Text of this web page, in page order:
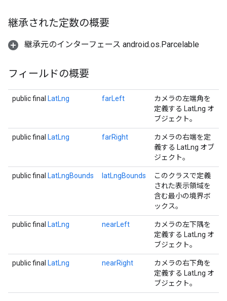
継承された定数の概要
継承元のインターフェース android.os.Parcelable
フィールドの概要
public final LatLng farLeft
カメラの左端角を
定義する LatLng オ
ブジェクト。
public final LatLng farRight
カメラの右端を定
義する LatLng オブ
ジェクト。
public final LatLngBounds latLngBounds
このクラスで定義
された表示領域を
含む最小の境界ボ
ックス。
public final LatLng nearLeft
カメラの左下隅を
定義する LatLng オ
ブジェクト。
public final LatLng nearRight
カメラの右下角を
定義する LatLng オ
ブジェクト。